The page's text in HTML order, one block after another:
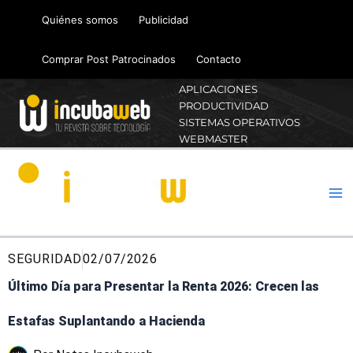
Quiénes somos Publicidad
Comprar Post Patrocinados Contacto
APLICACIONES
PRODUCTIVIDAD
SISTEMAS OPERATIVOS
WEBMASTER
SEGURIDAD02/07/2026
Último Día para Presentar la Renta 2026: Crecen las
Estafas Suplantando a Hacienda